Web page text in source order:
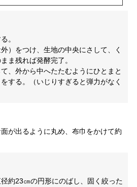
。
）をつけ、生地の中央にさして、く
ま残れば発酵完了。
、外から中へたたむようにひとまと
する。（いじりすぎると弾力がなく
が出るように丸め、布巾をかけて約
約23㎝の円形にのばし、固く絞った